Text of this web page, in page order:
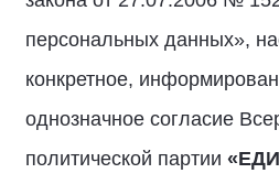
персональных данных»,
конкретное,
однозначное согласие
политической партии